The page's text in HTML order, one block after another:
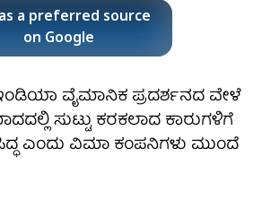
a preferred source
on Google
ವೈಮಾನಿಕ ಪ್ರದರ್ಶನದ ವೇಳೆ
ಸುಟ್ಟು ಕರಕಲಾದ ಕಾರುಗಳಿಗೆ
ಎಂದು ವಿಮಾ ಕಂಪನಿಗಳು ಮುಂದೆ